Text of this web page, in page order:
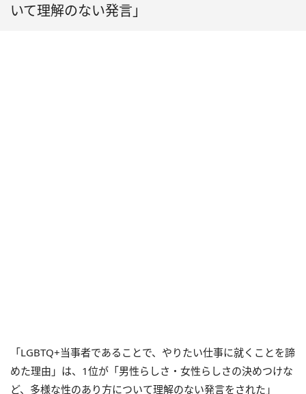
いて理解のない発言」
「LGBTQ+当事者であることで、やりたい仕事に就くことを諦
めた理由」は、1位が「男性らしさ・女性らしさの決めつけな
ど、多様な性のあり方について理解のない発言をされた」